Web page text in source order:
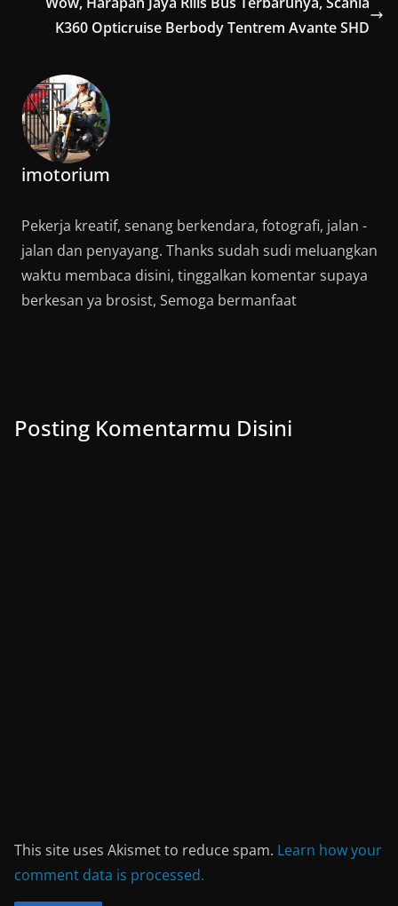
K360 Opticruise Berbody Tentrem Avante SHD
imotorium
Pekerja kreatif, senang berkendara, fotografi, jalan -
jalan dan penyayang. Thanks sudah sudi meluangkan
waktu membaca disini, tinggalkan komentar supaya
berkesan ya brosist, Semoga bermanfaat
Posting Komentarmu Disini
This site uses Akismet to reduce spam. Learn how your
comment data is processed.